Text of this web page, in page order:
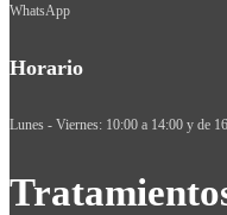
WhatsApp
Horario
Lunes - Viernes: 10:00 a 14:00 y de